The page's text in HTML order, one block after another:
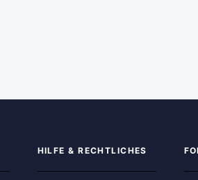
HILFE & RECHTLICHES